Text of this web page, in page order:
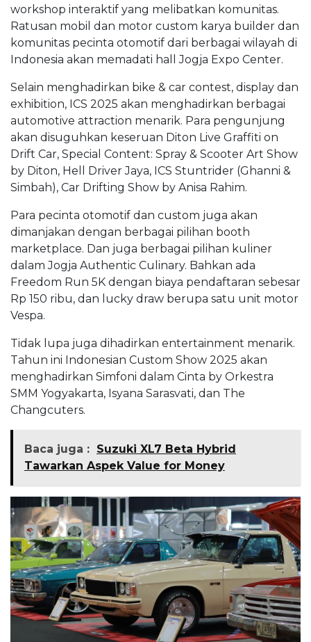
workshop interaktif yang melibatkan komunitas.
Ratusan mobil dan motor custom karya builder dan
komunitas pecinta otomotif dari berbagai wilayah di
Indonesia akan memadati hall Jogja Expo Center.
Selain menghadirkan bike & car contest, display dan
exhibition, ICS 2025 akan menghadirkan berbagai
automotive attraction menarik. Para pengunjung
akan disuguhkan keseruan Diton Live Graffiti on
Drift Car, Special Content: Spray & Scooter Art Show
by Diton, Hell Driver Jaya, ICS Stuntrider (Ghanni &
Simbah), Car Drifting Show by Anisa Rahim.
Para pecinta otomotif dan custom juga akan
dimanjakan dengan berbagai pilihan booth
marketplace. Dan juga berbagai pilihan kuliner
dalam Jogja Authentic Culinary. Bahkan ada
Freedom Run 5K dengan biaya pendaftaran sebesar
Rp 150 ribu, dan lucky draw berupa satu unit motor
Vespa.
Tidak lupa juga dihadirkan entertainment menarik.
Tahun ini Indonesian Custom Show 2025 akan
menghadirkan Simfoni dalam Cinta by Orkestra
SMM Yogyakarta, Isyana Sarasvati, dan The
Changcuters.
Baca juga : Suzuki XL7 Beta Hybrid
Tawarkan Aspek Value for Money